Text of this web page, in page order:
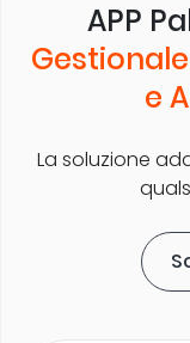
APP
e
La soluzione